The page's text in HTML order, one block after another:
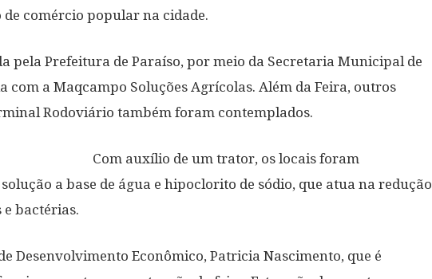
comércio popular na cidade.
pela Prefeitura de Paraíso, por meio da Secretaria Municipal de
com a Maqcampo Soluções Agrícolas. Além da Feira, outros
Rodoviário também foram contemplados.
Com auxílio de um trator, os locais foram
a base de água e hipoclorito de sódio, que atua na redução
bactérias.
Desenvolvimento Econômico, Patricia Nascimento, que é